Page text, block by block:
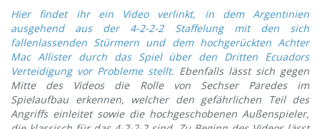
Hier findet ihr ein Video verlinkt, in dem Argentinien
ausgehend aus der 4-2-2-2 Staffelung mit den sich
fallenlassenden Stürmern und dem hochgerückten Achter
Mac Allister durch das Spiel über den Dritten Ecuadors
Verteidigung vor Probleme stellt. Ebenfalls lässt sich gegen
Mitte des Videos die Rolle von Sechser Paredes im
Spielaufbau erkennen, welcher den gefährlichen Teil des
Angriffs einleitet sowie die hochgeschobenen Außenspieler,